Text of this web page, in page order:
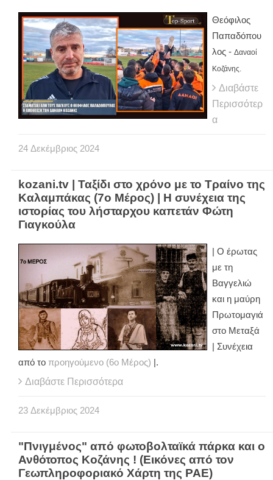
Θεόφιλος
Παπαδόπου
λος - Δαναοί
Κοζάνης.
Διαβάστε
Περισσότερ
α
24 Δεκέμβριος 2024
kozani.tv | Ταξίδι στο χρόνο με το Τραίνο της
Καλαμπάκας (7ο Μέρος) | Η συνέχεια της
ιστορίας του λήσταρχου καπετάν Φώτη
Γιαγκούλα
| Ο έρωτας
με τη
Βαγγελιώ
και η μαύρη
Πρωτομαγιά
στο Μεταξά
| Συνέχεια
από το προηγούμενο (6ο Μέρος) |.
Διαβάστε Περισσότερα
23 Δεκέμβριος 2024
"Πνιγμένος" από φωτοβολταϊκά πάρκα και ο
Ανθότοπος Κοζάνης ! (Εικόνες από τον
Γεωπληροφοριακό Χάρτη της ΡΑΕ)